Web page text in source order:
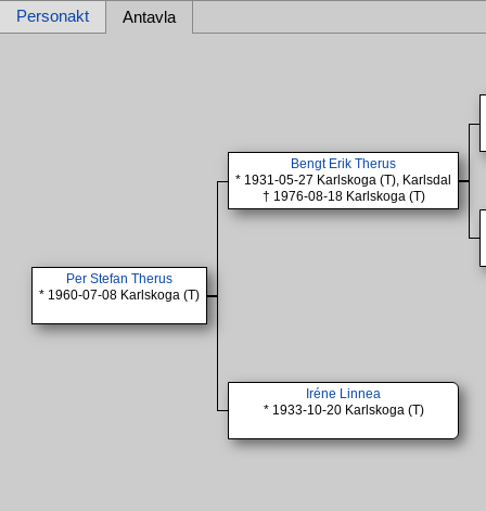
Personakt Antavla
Per Stefan Therus
* 1960-07-08 Karlskoga (T)
Bengt Erik Therus
* 1931-05-27 Karlskoga (T), Karlsdal
† 1976-08-18 Karlskoga (T)
Iréne Linnea
* 1933-10-20 Karlskoga (T)